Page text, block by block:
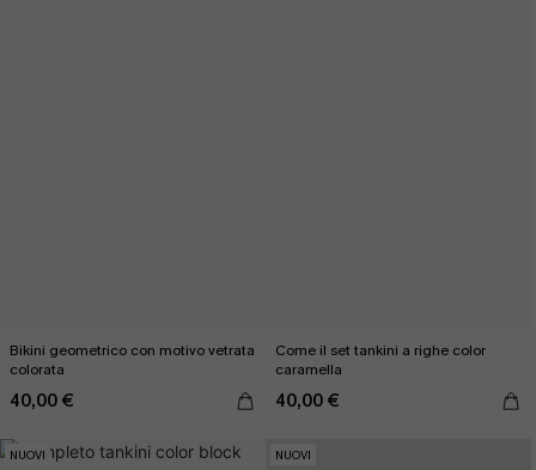
Bikini geometrico con motivo vetrata
colorata
40,00 €
Come il set tankini a righe color
caramella
40,00 €
NUOVI NUOVI